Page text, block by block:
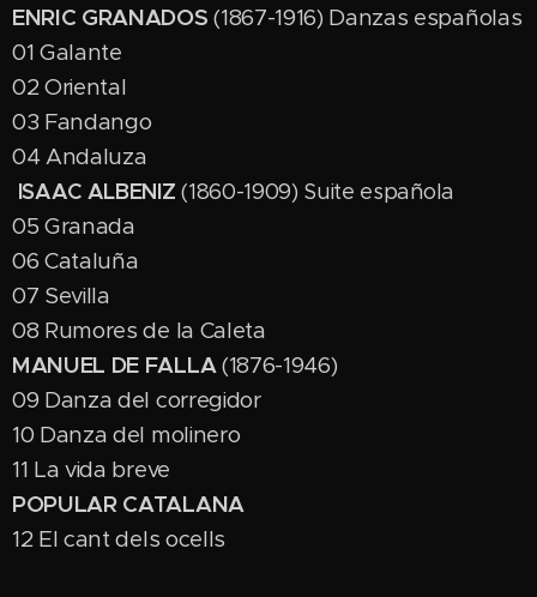
ENRIC GRANADOS (1867-1916) Danzas españolas
01 Galante
02 Oriental
03 Fandango
04 Andaluza
ISAAC ALBENIZ (1860-1909) Suite española
05 Granada
06 Cataluña
07 Sevilla
08 Rumores de la Caleta
MANUEL DE FALLA(1876-1946)
09 Danza del corregidor
10 Danza del molinero
11 La vida breve
POPULAR CATALANA
12 El cant dels ocells